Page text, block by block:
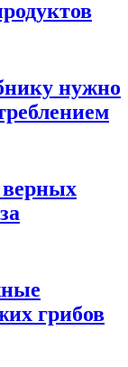
нужно
верных
грибов